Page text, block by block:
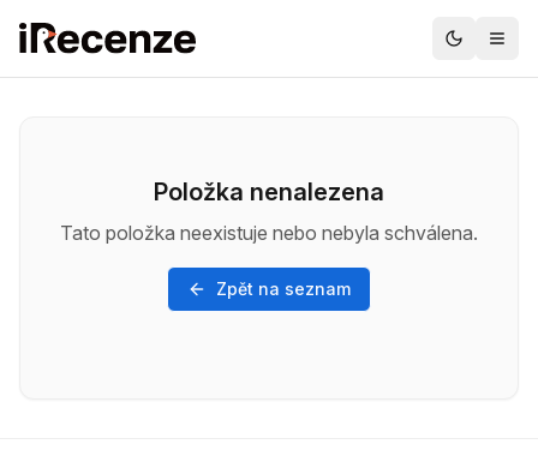
Položka nenalezena
Tato položka neexistuje nebo nebyla schválena.
Zpět na seznam